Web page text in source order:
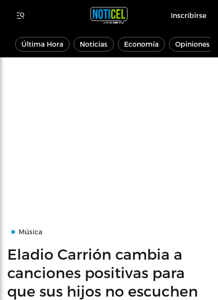
Inscribirse
Última Hora Noticias Economía Opiniones
Música
Eladio Carrión cambia a
canciones positivas para
que sus hijos no escuchen